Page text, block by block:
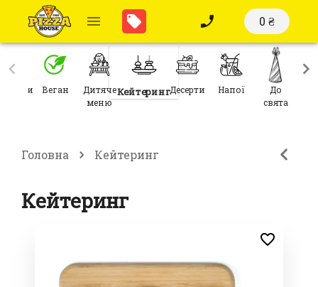
0 ₴
Веган
Дитяче
меню
КейтерингДесерти Напої
До
свята
Головна Кейтеринг
Кейтеринг